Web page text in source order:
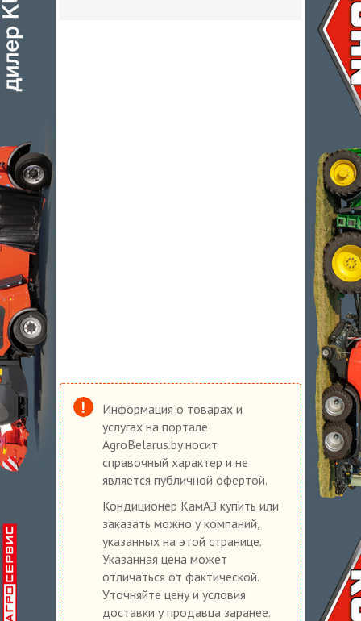
Информация о товарах и
услугах на портале
AgroBelarus.by носит
справочный характер и не
является публичной офертой.
Кондиционер КамАЗ купить или
заказать можно у компаний,
указанных на этой странице.
Указанная цена может
отличаться от фактической.
Уточняйте цену и условия
доставки у продавца заранее.